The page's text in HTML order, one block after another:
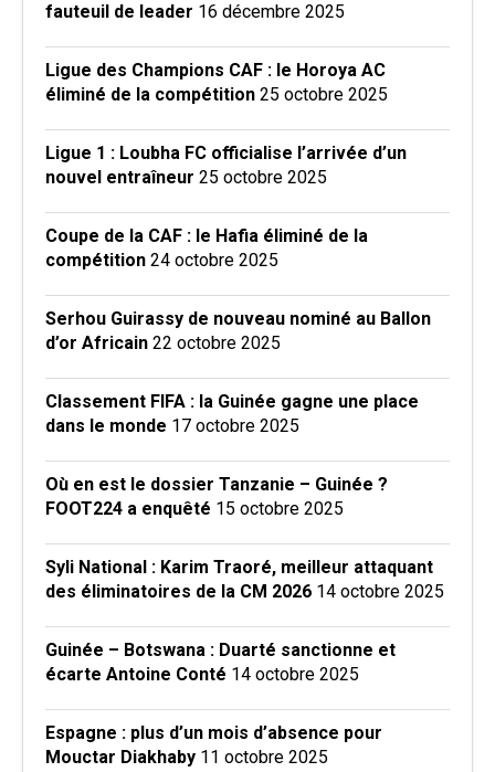
fauteuil de leader 16 décembre 2025
Ligue des Champions CAF : le Horoya AC
éliminé de la compétition 25 octobre 2025
Ligue 1 : Loubha FC officialise l’arrivée d’un
nouvel entraîneur 25 octobre 2025
Coupe de la CAF : le Hafia éliminé de la
compétition 24 octobre 2025
Serhou Guirassy de nouveau nominé au Ballon
d’or Africain 22 octobre 2025
Classement FIFA : la Guinée gagne une place
dans le monde 17 octobre 2025
Où en est le dossier Tanzanie – Guinée ?
FOOT224 a enquêté 15 octobre 2025
Syli National : Karim Traoré, meilleur attaquant
des éliminatoires de la CM 2026 14 octobre 2025
Guinée – Botswana : Duarté sanctionne et
écarte Antoine Conté 14 octobre 2025
Espagne : plus d’un mois d’absence pour
Mouctar Diakhaby 11 octobre 2025